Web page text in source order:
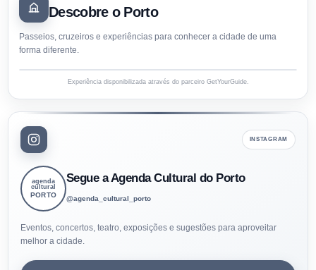
Descobre o Porto
Passeios, cruzeiros e experiências para conhecer a cidade de uma
forma diferente.
Experiência disponibilizada através do parceiro GetYourGuide.
INSTAGRAM
agenda
cultural
PORTO
Segue a Agenda Cultural do Porto
@agenda_cultural_porto
Eventos, concertos, teatro, exposições e sugestões para aproveitar
melhor a cidade.